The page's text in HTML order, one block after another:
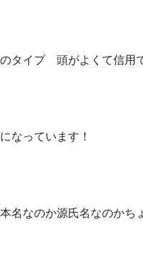
タイプ 頭がよくて信用
なっています！
名なのか源氏名なのかち